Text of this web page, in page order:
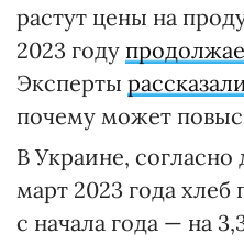
растут цены на
2023 году
Эксперты
почему может
В Украине,
март 2023 года хлеб
с начала года — на